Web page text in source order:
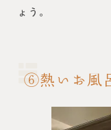
ょう。
⑥熱いお風